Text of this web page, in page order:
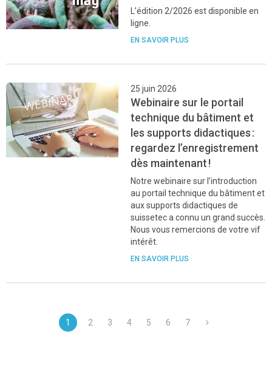
L’édition 2/2026 est disponible en
ligne.
EN SAVOIR PLUS
25 juin 2026
Webinaire sur le portail
technique du bâtiment et
les supports didactiques :
regardez l’enregistrement
dès maintenant !
Notre webinaire sur l ’introduction
au portail technique du bâtiment et
aux supports didactiques de
suissetec a connu un grand succès.
Nous vous remercions de votre vif
intérêt.
EN SAVOIR PLUS
1 2 3 4 5 6 7